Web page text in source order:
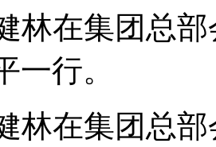
林在集团总
一行。
林在集团总